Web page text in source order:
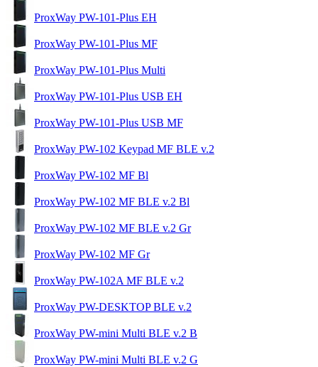
ProxWay PW-101-Plus EH
ProxWay PW-101-Plus MF
ProxWay PW-101-Plus Multi
ProxWay PW-101-Plus USB EH
ProxWay PW-101-Plus USB MF
ProxWay PW-102 Keypad MF BLE v.2
ProxWay PW-102 MF Bl
ProxWay PW-102 MF BLE v.2 Bl
ProxWay PW-102 MF BLE v.2 Gr
ProxWay PW-102 MF Gr
ProxWay PW-102A MF BLE v.2
ProxWay PW-DESKTOP BLE v.2
ProxWay PW-mini Multi BLE v.2 B
ProxWay PW-mini Multi BLE v.2 G